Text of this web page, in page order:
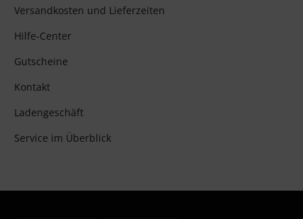
Versandkosten und Lieferzeiten
Hilfe-Center
Gutscheine
Kontakt
Ladengeschäft
Service im Überblick